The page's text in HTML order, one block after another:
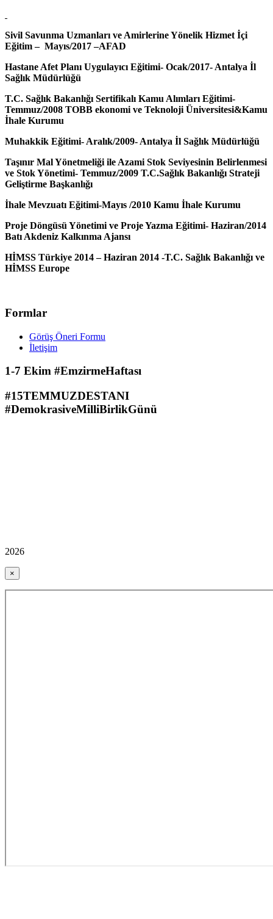
Sivil Savunma Uzmanları ve Amirlerine Yönelik Hizmet İçi
Eğitim – Mayıs/2017 –AFAD
Hastane Afet Planı Uygulayıcı Eğitimi- Ocak/2017- Antalya İl
Sağlık Müdürlüğü
T.C. Sağlık Bakanlığı Sertifikalı Kamu Alımları Eğitimi-
Temmuz/2008 TOBB ekonomi ve Teknoloji Üniversitesi&Kamu
İhale Kurumu
Muhakkik Eğitimi- Aralık/2009- Antalya İl Sağlık Müdürlüğü
Taşınır Mal Yönetmeliği ile Azami Stok Seviyesinin Belirlenmesi
ve Stok Yönetimi- Temmuz/2009 T.C.Sağlık Bakanlığı Strateji
Geliştirme Başkanlığı
İhale Mevzuatı Eğitimi-Mayıs /2010 Kamu İhale Kurumu
Proje Döngüsü Yönetimi ve Proje Yazma Eğitimi- Haziran/2014
Batı Akdeniz Kalkınma Ajansı
HİMSS Türkiye 2014 – Haziran 2014 -T.C. Sağlık Bakanlığı ve
HİMSS Europe
Formlar
Görüş Öneri Formu
İletişim
1-7 Ekim #EmzirmeHaftası
#15TEMMUZDESTANI
#DemokrasiveMilliBirlikGünü
2026
×